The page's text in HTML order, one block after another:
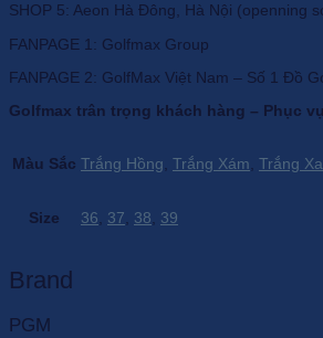
SHOP 5: Aeon Hà Đông, Hà Nội (openning
FANPAGE 1: Golfmax Group
FANPAGE 2: GolfMax Việt Nam – Số 1 Đồ
Golfmax trân trọng khách hàng – Phục
Màu Sắc Trắng Hồng, Trắng Xám, Trắng
Size 36, 37, 38, 39
Brand
PGM